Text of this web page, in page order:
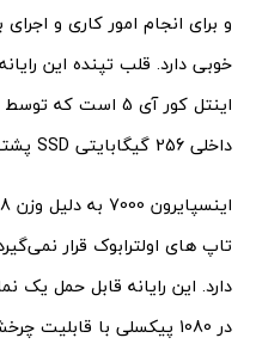
و برای انجام امور کاری و
داخلی 256 گیگابایتی SSD پشتیبانی می‌شود.
تاپ های اولترابوک قرار